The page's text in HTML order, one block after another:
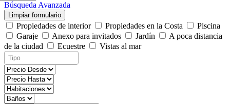
Búsqueda Avanzada
Limpiar formulario
Propiedades de interior Propiedades en la Costa
Piscina
Garaje
Anexo para invitados Jardín
A poca distancia
de la ciudad
Ecuestre Vistas al mar